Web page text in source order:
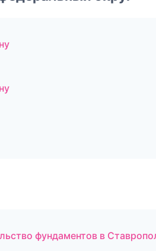
фундаментов в